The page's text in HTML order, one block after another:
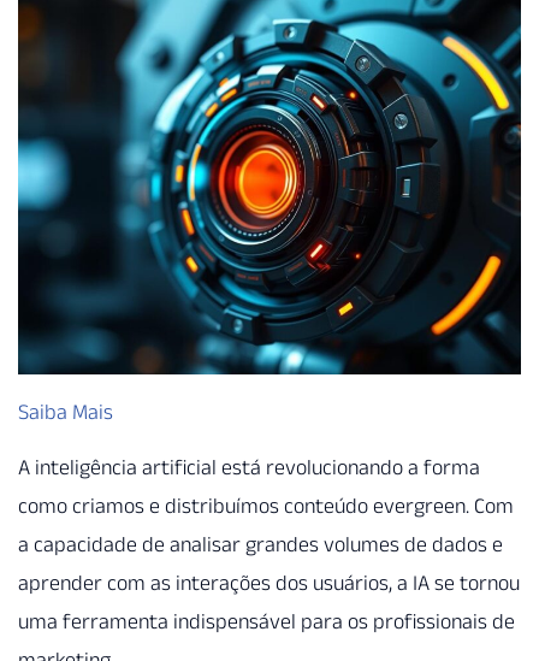
Saiba Mais
A inteligência artificial está revolucionando a forma
como criamos e distribuímos conteúdo evergreen. Com
a capacidade de analisar grandes volumes de dados e
aprender com as interações dos usuários, a IA se tornou
uma ferramenta indispensável para os profissionais de